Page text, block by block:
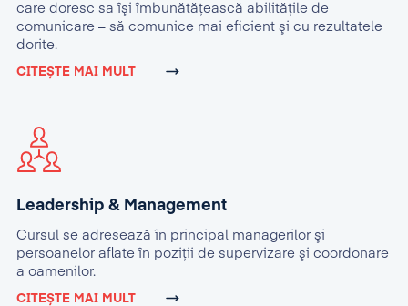
care doresc sa îşi îmbunătăţească abilităţile de
comunicare – să comunice mai eficient şi cu rezultatele
dorite.
CITEȘTE MAI MULT
Leadership & Management
Cursul se adresează în principal managerilor şi
persoanelor aflate în poziţii de supervizare şi coordonare
a oamenilor.
CITEȘTE MAI MULT